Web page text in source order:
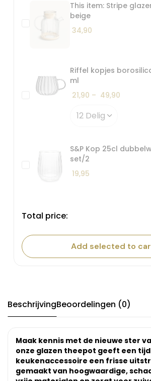
This item: Stripe
beige
34,90
Riffel kopjes
ml
21,90 – 49,90
S&P Kop 25cl
set/2
19,95
Total price:
Add selected to
BeschrijvingBeoordelingen (0)
Maak kennis met de nieuwe ster
onze glazen theepot geeft een
keukenaccessoire een frisse
gemaakt van hoogwaardige,